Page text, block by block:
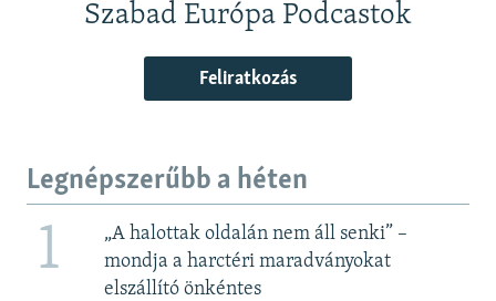
Szabad Európa Podcastok
Feliratkozás
Legnépszerűbb a héten
1
„A halottak oldalán nem áll senki” –
mondja a harctéri maradványokat
elszállító önkéntes